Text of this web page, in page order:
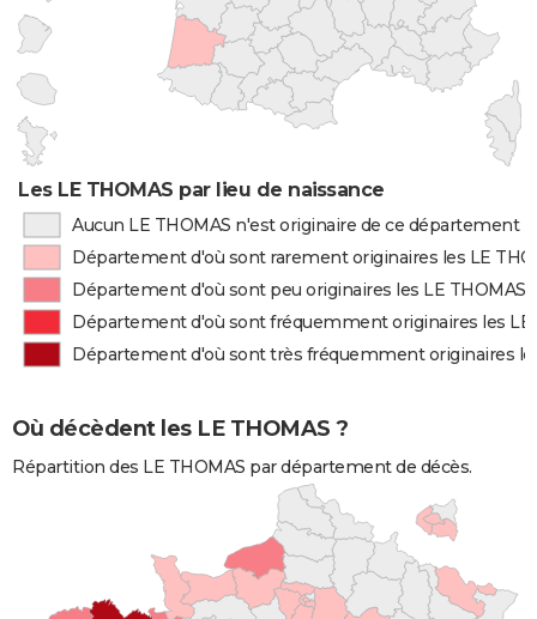
Les LE THOMAS par lieu de naissance
Aucun LE THOMAS n'est originaire de ce département
Département d'où sont rarement originaires les LE
Département d'où sont peu originaires les LE THOMAS
Département d'où sont fréquemment originaires les LE
Département d'où sont très fréquemment originaires
Où décèdent les LE THOMAS ?
Répartition des LE THOMAS par département de décès.